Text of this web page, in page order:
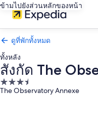
ข้ามไปยังส่วนหลักของหน้า
ดูที่พักทั้งหมด
ทั้งหลัง
สังกัด The
ที่พัก
3.5
The Observatory Annexe